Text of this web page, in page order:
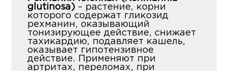
glutinosa) – растение, корни
которого содержат гликозид
рехманин, оказывающий
тонизирующее действие, снижает
тахикардию, подавляет кашель,
оказывает гипотензивное
действие. Применяют при
артритах, переломах, при